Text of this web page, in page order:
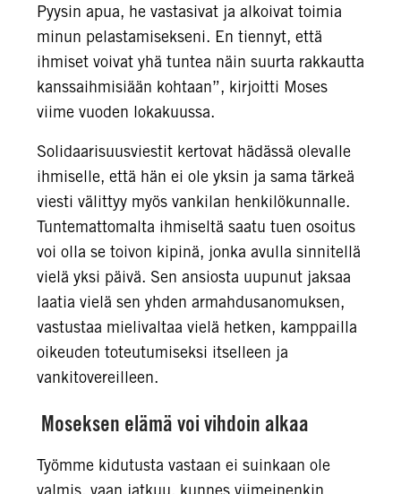
Pyysin apua, he vastasivat ja alkoivat toimia
minun pelastamisekseni. En tiennyt, että
ihmiset voivat yhä tuntea näin suurta rakkautta
kanssaihmisiään kohtaan”, kirjoitti Moses
viime vuoden lokakuussa.
Solidaarisuusviestit kertovat hädässä olevalle
ihmiselle, että hän ei ole yksin ja sama tärkeä
viesti välittyy myös vankilan henkilökunnalle.
Tuntemattomalta ihmiseltä saatu tuen osoitus
voi olla se toivon kipinä, jonka avulla sinnitellä
vielä yksi päivä. Sen ansiosta uupunut jaksaa
laatia vielä sen yhden armahdusanomuksen,
vastustaa mielivaltaa vielä hetken, kamppailla
oikeuden toteutumiseksi itselleen ja
vankitovereilleen.
Moseksen elämä voi vihdoin alkaa
Työmme kidutusta vastaan ei suinkaan ole
valmis, vaan jatkuu, kunnes viimeinenkin